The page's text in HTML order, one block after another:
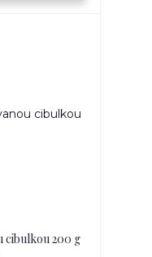
cibulkou 200 g